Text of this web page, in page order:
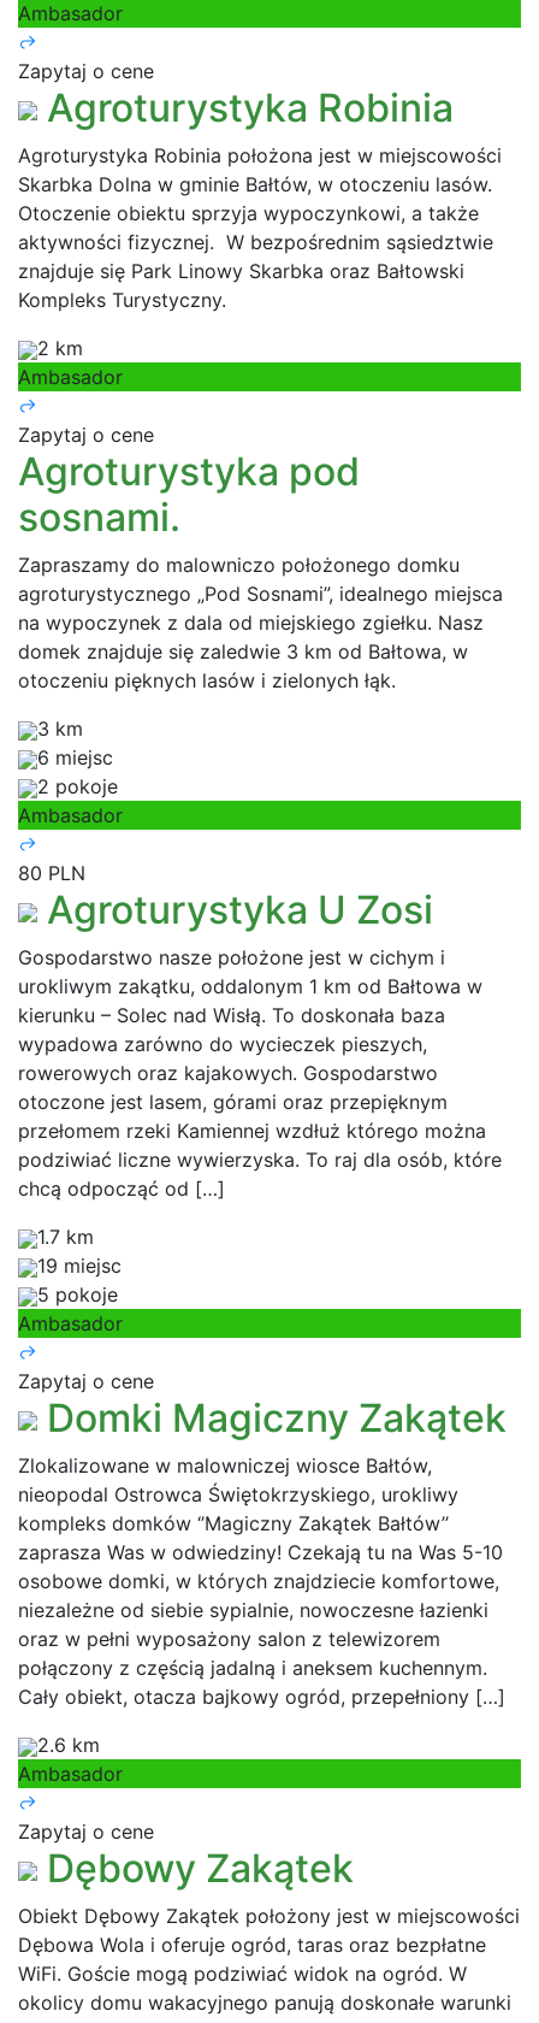
Ambasador
Zapytaj o cene
Agroturystyka Robinia
Agroturystyka Robinia położona jest w miejscowości
Skarbka Dolna w gminie Bałtów, w otoczeniu lasów.
Otoczenie obiektu sprzyja wypoczynkowi, a także
aktywności fizycznej. W bezpośrednim sąsiedztwie
znajduje się Park Linowy Skarbka oraz Bałtowski
Kompleks Turystyczny.
2 km
Ambasador
Zapytaj o cene
Agroturystyka pod
sosnami.
Zapraszamy do malowniczo położonego domku
agroturystycznego „Pod Sosnami”, idealnego miejsca
na wypoczynek z dala od miejskiego zgiełku. Nasz
domek znajduje się zaledwie 3 km od Bałtowa, w
otoczeniu pięknych lasów i zielonych łąk.
3 km
6 miejsc
2 pokoje
Ambasador
80 PLN
Agroturystyka U Zosi
Gospodarstwo nasze położone jest w cichym i
urokliwym zakątku, oddalonym 1 km od Bałtowa w
kierunku – Solec nad Wisłą. To doskonała baza
wypadowa zarówno do wycieczek pieszych,
rowerowych oraz kajakowych. Gospodarstwo
otoczone jest lasem, górami oraz przepięknym
przełomem rzeki Kamiennej wzdłuż którego można
podziwiać liczne wywierzyska. To raj dla osób, które
chcą odpocząć od […]
1.7 km
19 miejsc
5 pokoje
Ambasador
Zapytaj o cene
Domki Magiczny Zakątek
Zlokalizowane w malowniczej wiosce Bałtów,
nieopodal Ostrowca Świętokrzyskiego, urokliwy
kompleks domków ‘’Magiczny Zakątek Bałtów’’
zaprasza Was w odwiedziny! Czekają tu na Was 5-10
osobowe domki, w których znajdziecie komfortowe,
niezależne od siebie sypialnie, nowoczesne łazienki
oraz w pełni wyposażony salon z telewizorem
połączony z częścią jadalną i aneksem kuchennym.
Cały obiekt, otacza bajkowy ogród, przepełniony […]
2.6 km
Ambasador
Zapytaj o cene
Dębowy Zakątek
Obiekt Dębowy Zakątek położony jest w miejscowości
Dębowa Wola i oferuje ogród, taras oraz bezpłatne
WiFi. Goście mogą podziwiać widok na ogród. W
okolicy domu wakacyjnego panują doskonałe warunki